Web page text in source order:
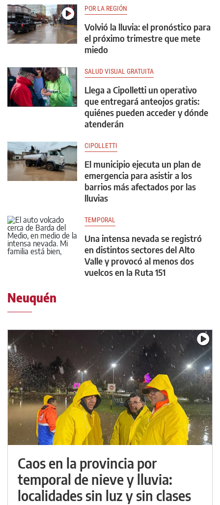
POR LA REGIÓN
Volvió la lluvia: el pronóstico para
el próximo trimestre que mete
miedo
SALUD VISUAL GRATUITA
Llega a Cipolletti un operativo
que entregará anteojos gratis:
quiénes pueden acceder y dónde
atenderán
CIPOLLETTI
El municipio ejecuta un plan de
emergencia para asistir a los
barrios más afectados por las
lluvias
TEMPORAL
Una intensa nevada se registró
en distintos sectores del Alto
Valle y provocó al menos dos
vuelcos en la Ruta 151
Neuquén
Caos en la provincia por
temporal de nieve y lluvia:
localidades sin luz y sin clases